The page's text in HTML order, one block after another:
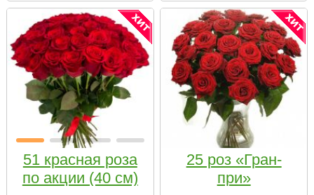
51 красная роза
по акции (40 см)
25 роз «Гран-
при»